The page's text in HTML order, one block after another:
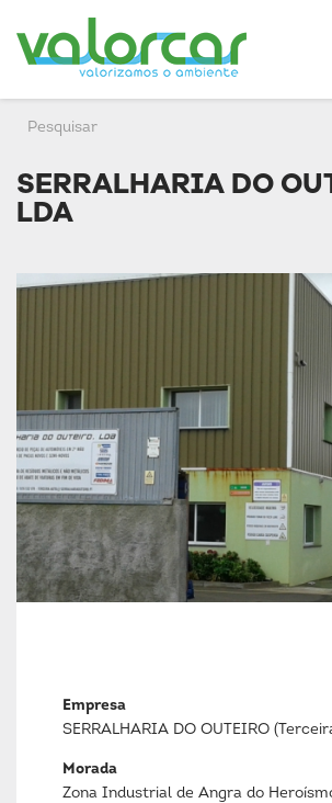
SERRALHARIA DO
LDA
Empresa
SERRALHARIA DO OUTEIRO
Morada
Zona Industrial de Angra do